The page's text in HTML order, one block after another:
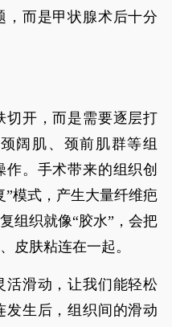
，而是甲状腺术后十分
切开，而是需要逐层打
阔肌、颈前肌群等组
。手术带来的组织创
”模式，产生大量纤维疤
组织就像“胶水”，会把
皮肤粘连在一起。
活滑动，让我们能轻松
发生后，组织间的滑动